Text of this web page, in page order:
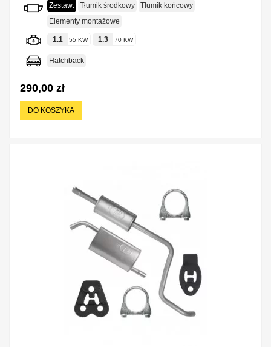
Zestaw: Tłumik środkowy
Tłumik końcowy
Elementy montażowe
1.1 55 KW 1.3 70 KW
Hatchback
290,00 zł
DO KOSZYKA